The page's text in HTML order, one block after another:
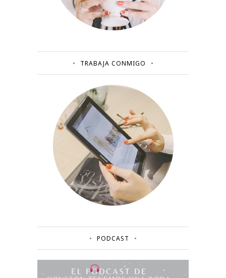
TRABAJA CONMIGO
PODCAST